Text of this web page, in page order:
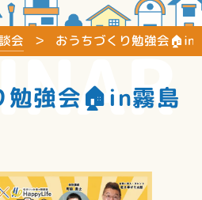
会 おうちづくり勉強会🏠in
勉強会🏠in霧島